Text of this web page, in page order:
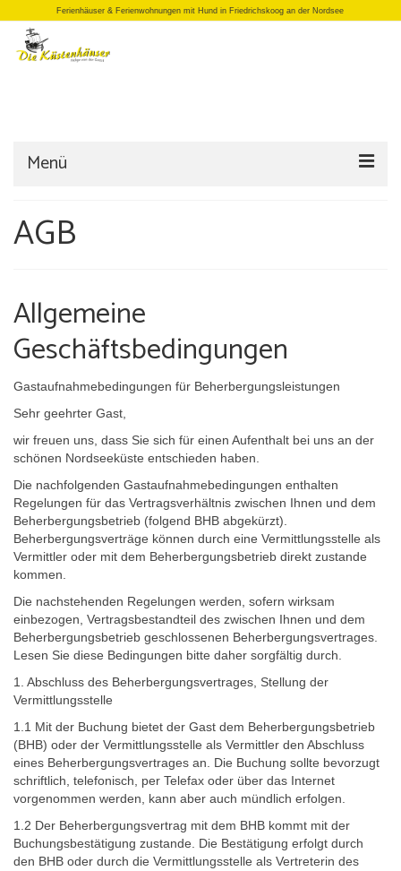
Ferienhäuser & Ferienwohnungen mit Hund in Friedrichskoog an der Nordsee
Menü
Einzelhäuser
Apartments
Büro/Laden
Anfrage
Umgebung
Urlaub mit Hund
AGB
Allgemeine
Geschäftsbedingungen
Gastaufnahmebedingungen für Beherbergungsleistungen
Sehr geehrter Gast,
wir freuen uns, dass Sie sich für einen Aufenthalt bei uns an der
schönen Nordseeküste entschieden haben.
Die nachfolgenden Gastaufnahmebedingungen enthalten
Regelungen für das Vertragsverhältnis zwischen Ihnen und dem
Beherbergungsbetrieb (folgend BHB abgekürzt).
Beherbergungsverträge können durch eine Vermittlungsstelle als
Vermittler oder mit dem Beherbergungsbetrieb direkt zustande
kommen.
Die nachstehenden Regelungen werden, sofern wirksam
einbezogen, Vertragsbestandteil des zwischen Ihnen und dem
Beherbergungsbetrieb geschlossenen Beherbergungsvertrages.
Lesen Sie diese Bedingungen bitte daher sorgfältig durch.
1. Abschluss des Beherbergungsvertrages, Stellung der
Vermittlungsstelle
1.1 Mit der Buchung bietet der Gast dem Beherbergungsbetrieb
(BHB) oder der Vermittlungsstelle als Vermittler den Abschluss
eines Beherbergungsvertrages an. Die Buchung sollte bevorzugt
schriftlich, telefonisch, per Telefax oder über das Internet
vorgenommen werden, kann aber auch mündlich erfolgen.
1.2 Der Beherbergungsvertrag mit dem BHB kommt mit der
Buchungsbestätigung zustande. Die Bestätigung erfolgt durch
den BHB oder durch die Vermittlungsstelle als Vertreterin des